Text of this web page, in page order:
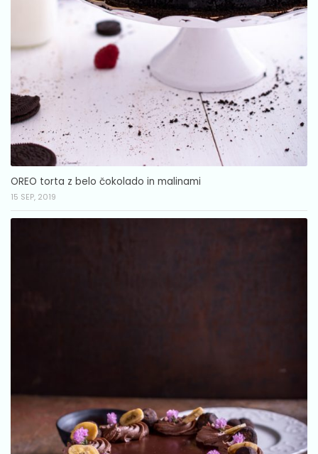
OREO torta z belo čokolado in malinami
15 SEP, 2019